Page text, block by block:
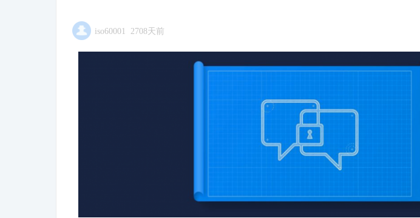
iso60001 2708天前